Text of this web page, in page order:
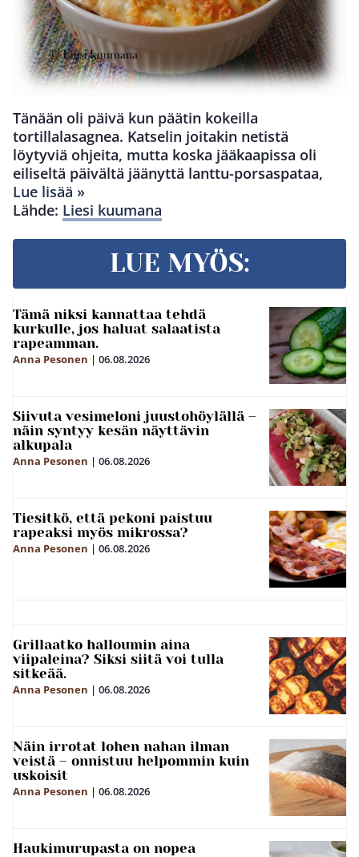
Tänään oli päivä kun päätin kokeilla
tortillalasagnea. Katselin joitakin netistä
löytyviä ohjeita, mutta koska jääkaapissa oli
eiliseltä päivältä jäänyttä lanttu-porsaspataa,
Lue lisää »
Lähde: Liesi kuumana
LUE MYÖS:
Tämä niksi kannattaa tehdä
kurkulle, jos haluat salaatista
rapeamman.
Anna Pesonen | 06.08.2026
Siivuta vesimeloni juustohöylällä –
näin syntyy kesän näyttävin
alkupala
Anna Pesonen | 06.08.2026
Tiesitkö, että pekoni paistuu
rapeaksi myös mikrossa?
Anna Pesonen | 06.08.2026
Grillaatko halloumin aina
viipaleina? Siksi siitä voi tulla
sitkeää.
Anna Pesonen | 06.08.2026
Näin irrotat lohen nahan ilman
veistä – onnistuu helpommin kuin
uskoisit
Anna Pesonen | 06.08.2026
Haukimurupasta on nopea